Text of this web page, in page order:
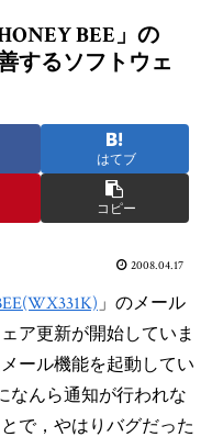
BEE」の
するソフトウェ
はてブ
コピー
2008.04.17
」のメール
ア更新が開始していま
ール機能を起動してい
なんら通知が行われな
で，やはりバグだった